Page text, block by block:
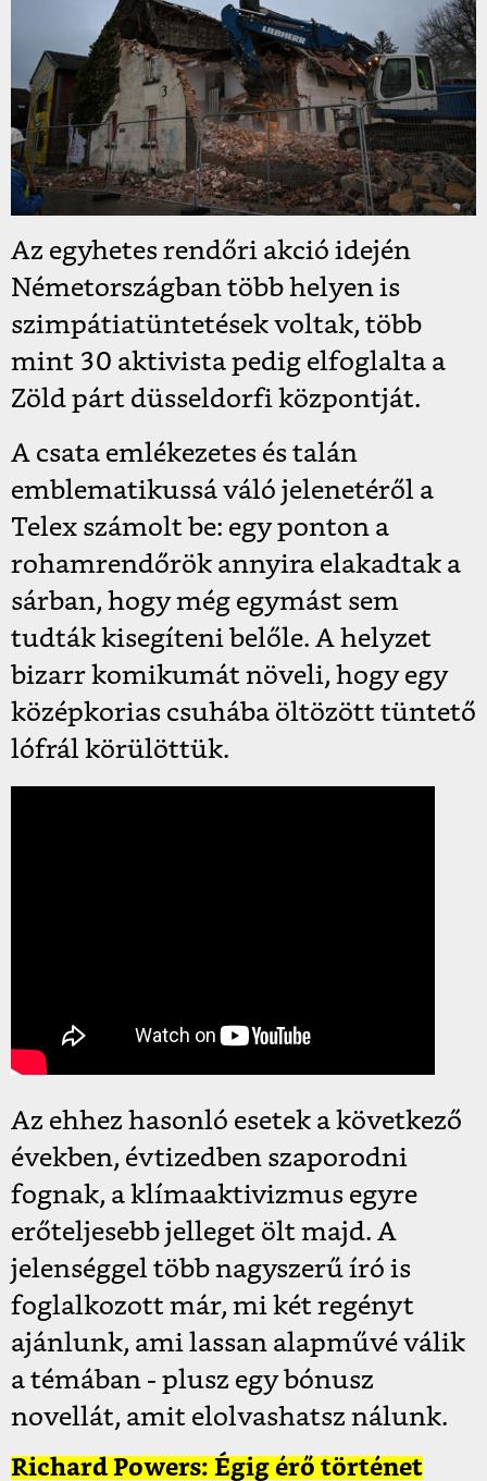
Az egyhetes rendőri akció idején
Németországban több helyen is
szimpátiatüntetések voltak, több
mint 30 aktivista pedig elfoglalta a
Zöld párt düsseldorfi központját.
A csata emlékezetes és talán
emblematikussá váló jelenetéről a
Telex számolt be: egy ponton a
rohamrendőrök annyira elakadtak a
sárban, hogy még egymást sem
tudták kisegíteni belőle. A helyzet
bizarr komikumát növeli, hogy egy
középkorias csuhába öltözött tüntető
lófrál körülöttük.
Az ehhez hasonló esetek a következő
években, évtizedben szaporodni
fognak, a klímaaktivizmus egyre
erőteljesebb jelleget ölt majd. A
jelenséggel több nagyszerű író is
foglalkozott már, mi két regényt
ajánlunk, ami lassan alapművé válik
a témában - plusz egy bónusz
novellát, amit elolvashatsz nálunk.
Richard Powers: Égig érő történet